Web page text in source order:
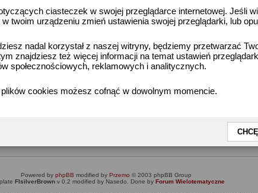
ciasteczek w swojej przeglądarce internetowej. Jeśli
twoim urządzeniu zmień ustawienia swojej przeglądarki, lub
nadal korzystał z naszej witryny, będziemy przetwarzać
znajdziesz też więcej informacji na temat ustawień
społecznościowych, reklamowych i analitycznych.
cookies możesz cofnąć w dowolnym momencie.
żeby przejść do formularza
Powered by phpBB modified by Przemo © 2003 phpBB Group
FIsilverBrownv 0.2 modified by Nasedo. Done by Forum Wielotematyczne